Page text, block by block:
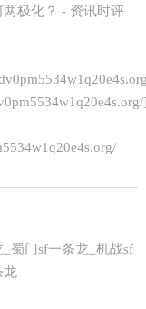
极化？ - 资讯时评
蜀门sf一条龙_机战sf
龙